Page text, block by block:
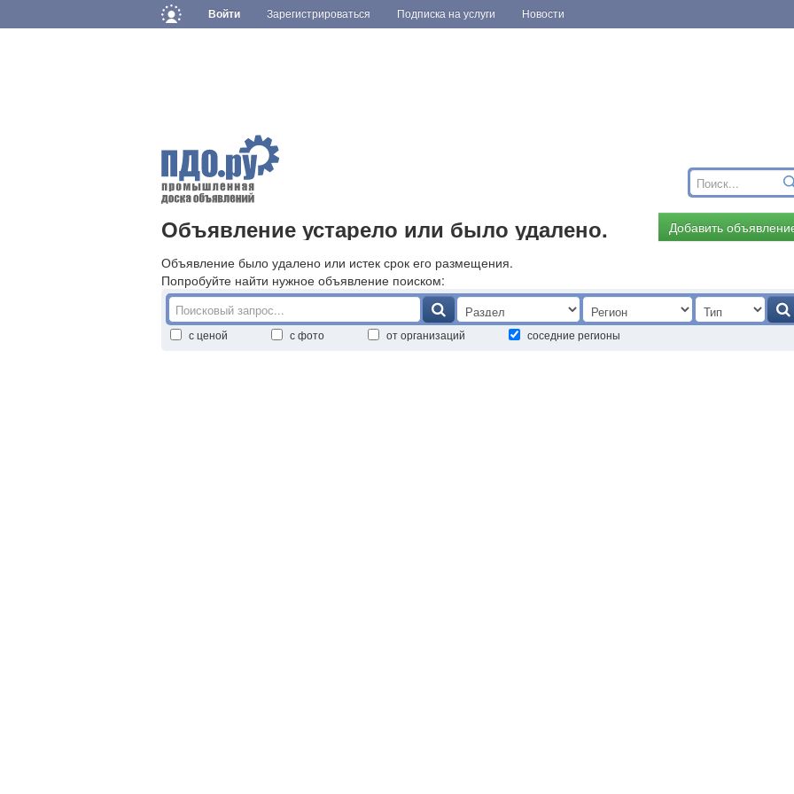
Войти Зарегистрироваться Подписка на услуги Новости
Объявление устарело или было удалено.
Добавить
Объявление было удалено или истек срок его размещения.
Попробуйте найти нужное объявление поиском:
с ценой с фото от организаций соседние регионы